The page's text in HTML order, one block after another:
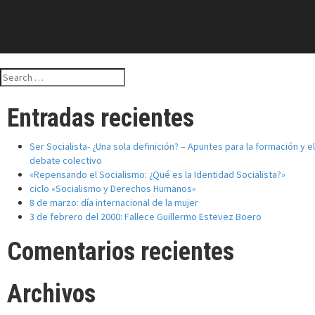
Search
for:
Entradas recientes
Ser Socialista- ¿Una sola definición? – Apuntes para la formación y el
debate colectivo
«Repensando el Socialismo: ¿Qué es la Identidad Socialista?»
ciclo «Socialismo y Derechos Humanos»
8 de marzo: día internacional de la mujer
3 de febrero del 2000: Fallece Guillermo Estevez Boero
Comentarios recientes
Archivos